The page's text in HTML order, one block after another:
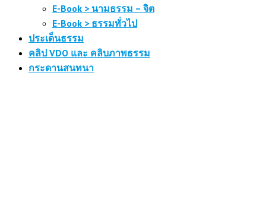
E-Book > นามธรรม – จิต
E-Book > ธรรมทั่วไป
ประเด็นธรรม
คลิป VDO และ คลิบภาพธรรม
กระดานสนทนา